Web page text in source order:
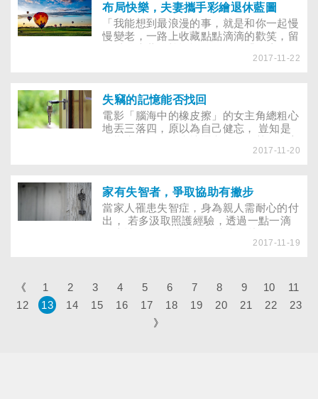
憂鬱長輩的家屬因為不懂藥物，心理治療
也幫不上忙而感到無助，那該怎麼辦呢?
布局快樂，夫妻攜手彩繪退休藍圖
「我能想到最浪漫的事，就是和你一起慢
慢變老，一路上收藏點點滴滴的歡笑，留
事」一曲，道盡婚姻中相扶相持的期盼。
牌。加上近年台灣企業因跨國併購、工廠
外移、產業沒落等因素形成員工退休潮，
台灣在未來數年內，不論社會或家庭，所
面臨的退休問題及壓力，將數倍於往昔。
2017-11-22
失竊的記憶能否找回
電影「腦海中的橡皮擦」的女主角總粗心
地丟三落四，原以為自己健忘， 豈知是
她最愛的新婚丈夫…… 失智真的會將記
卻是高血壓、糖尿病等心血管疾病門診的
老病號。一次嚴重的血糖過高，他昏迷2
天後才被家人發現、緊急送醫，就醫後竟
產生失智現象，數字1～10都唸不全，更
2017-11-20
家有失智者，爭取協助有撇步
當家人罹患失智症，身為親人需耐心的付
出， 若多汲取照護經驗，透過一點一滴
相識的悸動…… 「要去公園迄逃（台
活動。雖然母親與人閒聊，偶爾還會忘記
之，但看著媽媽狀態穩定、過得快樂，建
榮認為這是身為子女最大的安慰。
2017-11-19
《 1 2 3 4 5 6 7 8 9 10
11
12
13 14 15 16 17 18 19 20 21 22
23
》